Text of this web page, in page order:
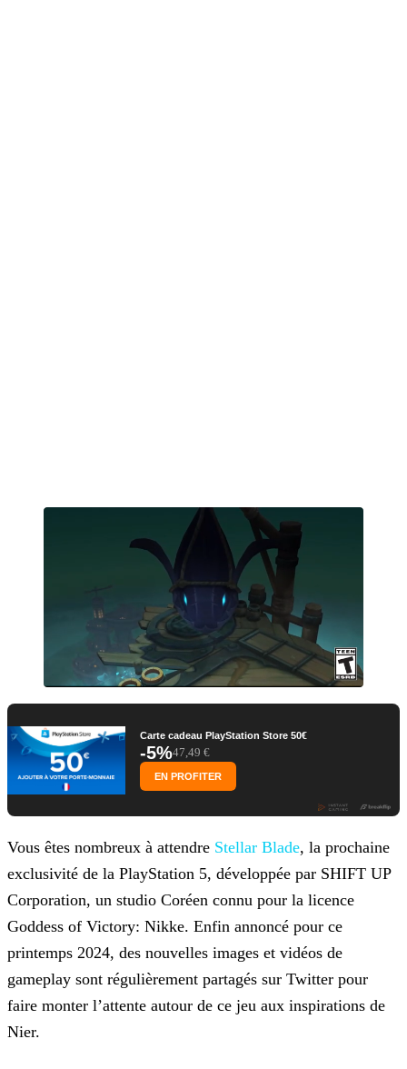
Carte cadeau PlayStation Store 50€
-5%47,49 €
EN PROFITER
Vous êtes nombreux à attendre Stellar Blade, la prochaine
exclusivité de la PlayStation 5, développée par SHIFT UP
Corporation, un studio Coréen connu pour la licence
Goddess of Victory: Nikke. Enfin annoncé pour ce
printemps 2024, des nouvelles images et vidéos de
gameplay sont régulièrement partagés sur Twitter pour
faire monter l’attente autour de ce jeu aux inspirations de
Nier.